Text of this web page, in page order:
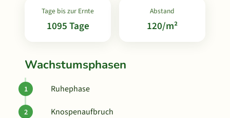
Tage bis zur Ernte
1095 Tage
Abstand
120/m²
Wachstumsphasen
Ruhephase
Knospenaufbruch